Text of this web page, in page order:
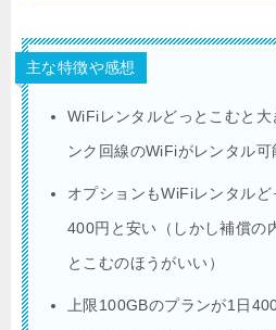
主な特徴や感想
WiFiレンタルどっとこむと
ンク回線のWiFiがレンタル可
オプションもWiFiレンタル
400円と安い（しかし補償の
とこむのほうがいい）
上限100GBのプランが1日